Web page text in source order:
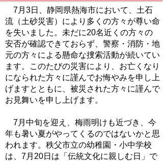
7月3日、静岡県熱海市において、土石
流（土砂災害）により多くの方々が尊い命
を失いました。未だに20名近くの方々の
安否が確認できておらず、警察・消防・地
元の方々による懸命な捜索活動が続いてい
ます。このたびの災害により、お亡くなり
になられた方々に謹んでお悔やみを申し上
げますとともに、被災された方々に謹んで
お見舞いを申し上げます。
7月中旬を迎え、梅雨明けも近づき、今
年も暑い夏がやってくるのではないかと思
われます。秩父市立の幼稚園・小中学校
は、7月20日は「伝統文化に親しむ日」で